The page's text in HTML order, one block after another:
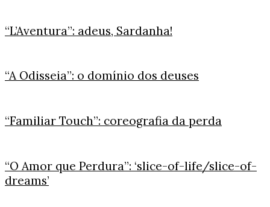
“L’Aventura”: adeus, Sardanha!
“A Odisseia”: o domínio dos deuses
“Familiar Touch”: coreografia da perda
“O Amor que Perdura”: ‘slice-of-life/slice-of-
dreams’